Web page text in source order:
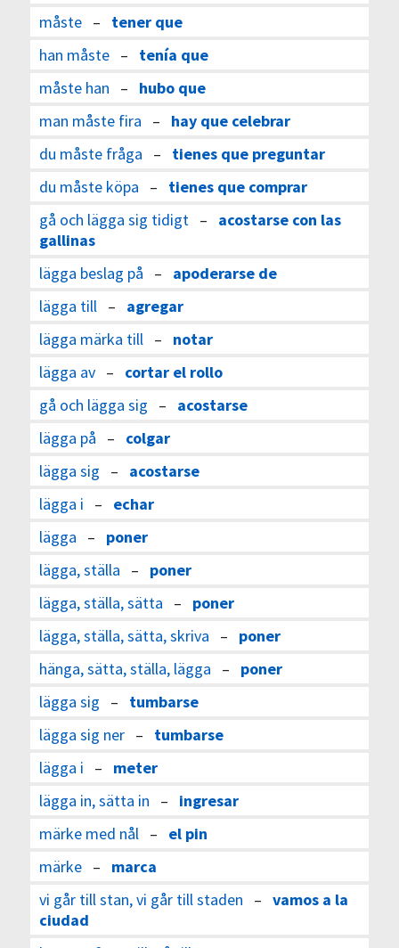
måste– tener que
han måste– tenía que
måste han – hubo que
man måste fira – hay que celebrar
du måste fråga – tienes que preguntar
du måste köpa – tienes que comprar
gå och lägga sig tidigt – acostarse con las
gallinas
lägga beslag på – apoderarse de
lägga till – agregar
lägga märka till – notar
lägga av– cortar el rollo
gå och lägga sig – acostarse
lägga på – colgar
lägga sig – acostarse
lägga i – echar
lägga – poner
lägga, ställa – poner
lägga, ställa, sätta – poner
lägga, ställa, sätta, skriva – poner
hänga, sätta, ställa, lägga – poner
lägga sig – tumbarse
lägga sig ner– tumbarse
lägga i – meter
lägga in, sätta in – ingresar
märke med nål – el pin
märke– marca
vi går till stan, vi går till staden – vamos a la
ciudad